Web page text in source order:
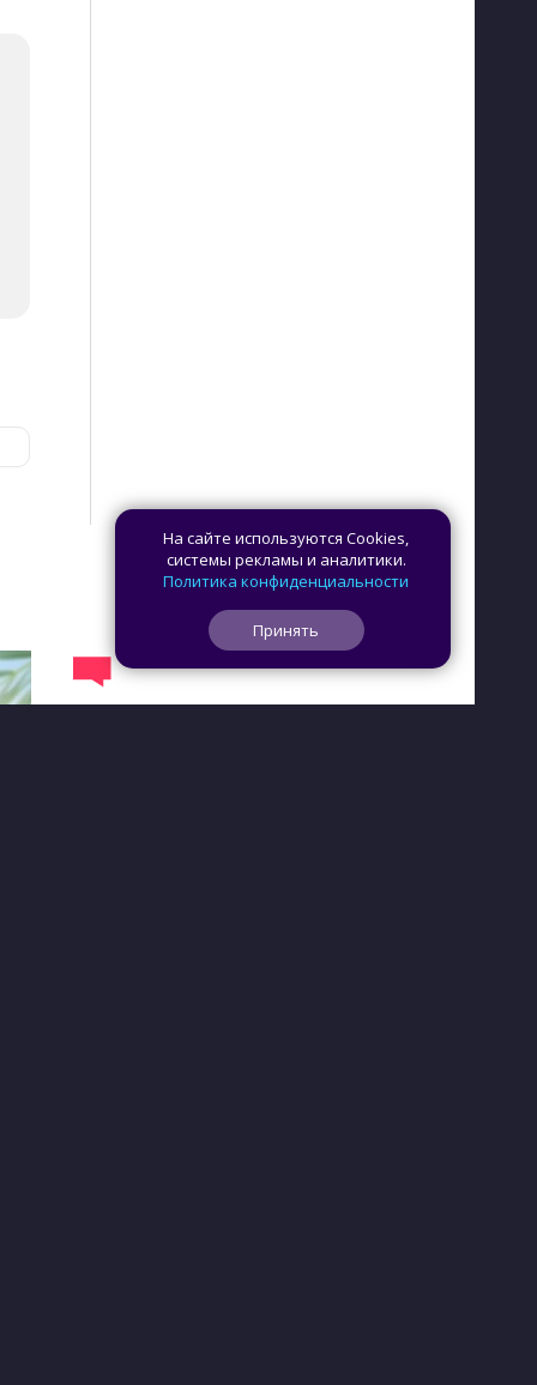
На сайте используются Cookies,
системы рекламы и аналитики.
Политика конфиденциальности
Принять